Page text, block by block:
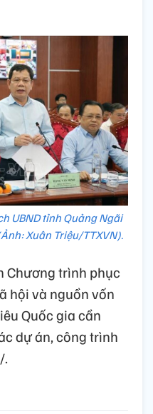
UBND tỉnh Quảng Ngãi
Xuân Triệu/TTXVN).
Chương trình phục
hội và nguồn vốn
Quốc gia cần
dự án, công trình
.